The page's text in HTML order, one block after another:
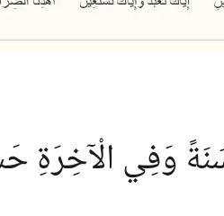
وَفِي الْآخِرَةِ